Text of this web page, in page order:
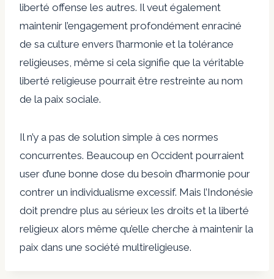
liberté offense les autres. Il veut également
maintenir l’engagement profondément enraciné
de sa culture envers l’harmonie et la tolérance
religieuses, même si cela signifie que la véritable
liberté religieuse pourrait être restreinte au nom
de la paix sociale.
Il n’y a pas de solution simple à ces normes
concurrentes. Beaucoup en Occident pourraient
user d’une bonne dose du besoin d’harmonie pour
contrer un individualisme excessif. Mais l’Indonésie
doit prendre plus au sérieux les droits et la liberté
religieux alors même qu’elle cherche à maintenir la
paix dans une société multireligieuse.